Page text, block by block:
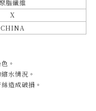
脂纖維
X
CHINA
。
水情況。
造成破損。